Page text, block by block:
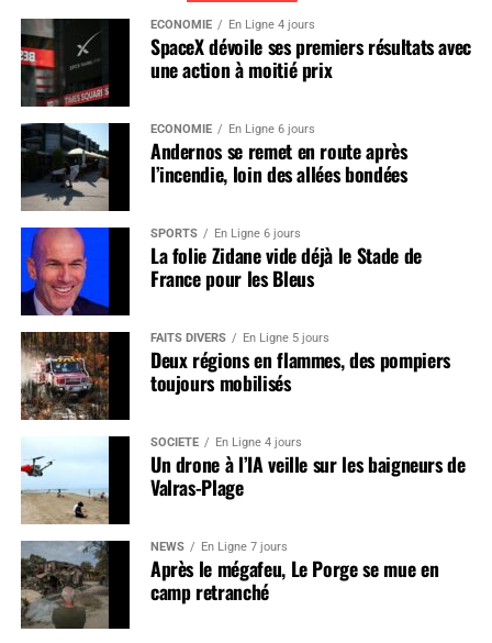
ÉCONOMIE En Ligne 4 jours
SpaceX dévoile ses premiers résultats avec
une action à moitié prix
ÉCONOMIE En Ligne 6 jours
Andernos se remet en route après
l’incendie, loin des allées bondées
SPORTS En Ligne 6 jours
La folie Zidane vide déjà le Stade de
France pour les Bleus
FAITS DIVERS En Ligne 5 jours
Deux régions en flammes, des pompiers
toujours mobilisés
SOCIÉTÉ En Ligne 4 jours
Un drone à l’IA veille sur les baigneurs de
Valras-Plage
NEWS En Ligne 7 jours
Après le mégafeu, Le Porge se mue en
camp retranché